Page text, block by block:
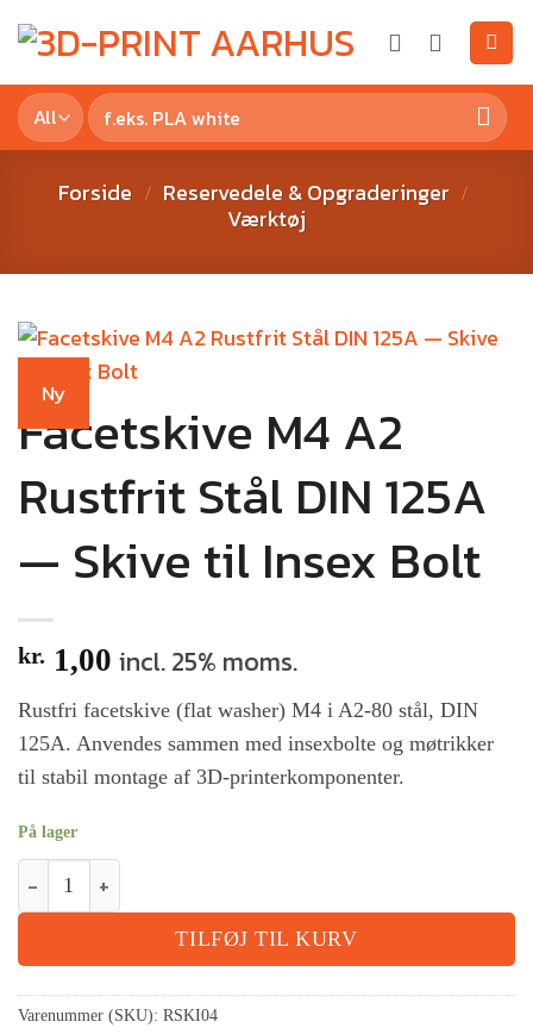
Forside / Reservedele & Opgraderinger /
Værktøj
Ny
Facetskive M4 A2
Rustfrit Stål DIN 125A
— Skive til Insex Bolt
kr. 1,00 incl. 25% moms.
Rustfri facetskive (flat washer) M4 i A2-80 stål, DIN
125A. Anvendes sammen med insexbolte og møtrikker
til stabil montage af 3D-printerkomponenter.
På lager
TILFØJ TIL KURV
Varenummer (SKU): RSKI04